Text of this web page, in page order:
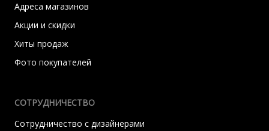
Адреса магазинов
Акции и скидки
Хиты продаж
Фото покупателей
СОТРУДНИЧЕСТВО
Сотрудничество с дизайнерами